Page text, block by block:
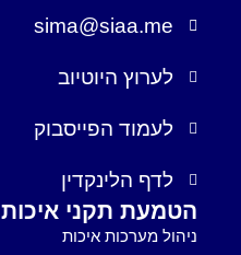
sima@siaa.me
לערוץ היוטיוב
לעמוד הפייסבוק
לדף הלינקדין
הטמעת תקני איכות
ניהול מערכות איכות